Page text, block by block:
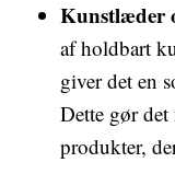
Kunstlæder
af holdbart
giver det en
Dette gør
produkter,